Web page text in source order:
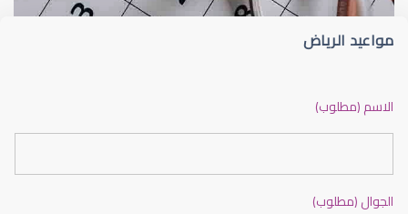
مواعيد الرياض
الاسم (مطلوب)
الجوال (مطلوب)